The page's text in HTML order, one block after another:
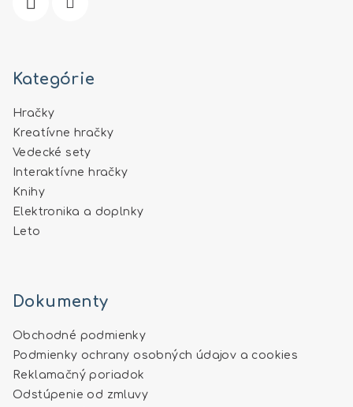
Kategórie
Hračky
Kreatívne hračky
Vedecké sety
Interaktívne hračky
Knihy
Elektronika a doplnky
Leto
Dokumenty
Obchodné podmienky
Podmienky ochrany osobných údajov a cookies
Reklamačný poriadok
Odstúpenie od zmluvy